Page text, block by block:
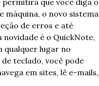
que você diga o
máquina, o novo sistema
de erros e até
é o QuickNote,
qualquer lugar no
teclado, você pode
em sites, lê e-mails,